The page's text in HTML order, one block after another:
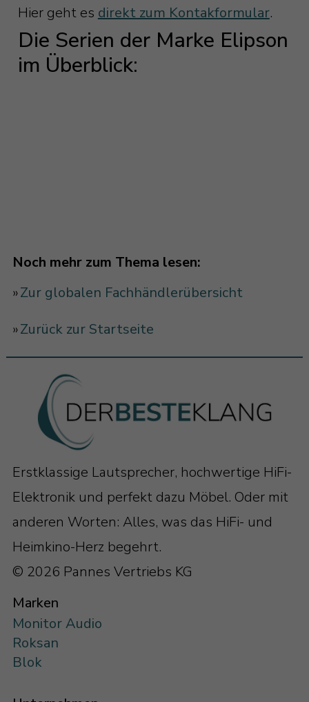
Hier geht es direkt zum Kontakformular.
Die Serien der Marke Elipson
im Überblick:
Noch mehr zum Thema lesen:
»Zur globalen Fachhändlerübersicht
»Zurück zur Startseite
Erstklassige Lautsprecher, hochwertige HiFi-
Elektronik und perfekt dazu Möbel. Oder mit
anderen Worten: Alles, was das HiFi- und
Heimkino-Herz begehrt.
© 2026 Pannes Vertriebs KG
Marken
Monitor Audio
Roksan
Blok